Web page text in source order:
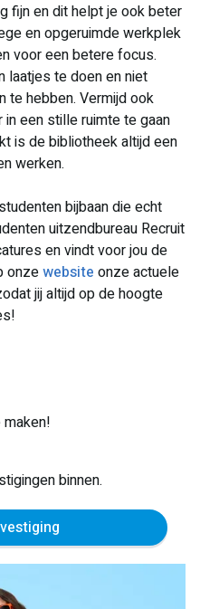
fijn en dit helpt je ook beter
en opgeruimde werkplek
voor een betere focus.
laatjes te doen en niet
te hebben. Vermijd ook
een stille ruimte te gaan
is de bibliotheek altijd een
werken.
bijbaan die echt
uitzendbureau Recruit
en vindt voor jou de
onzewebsite onze actuele
jij altijd op de hoogte
binnen.